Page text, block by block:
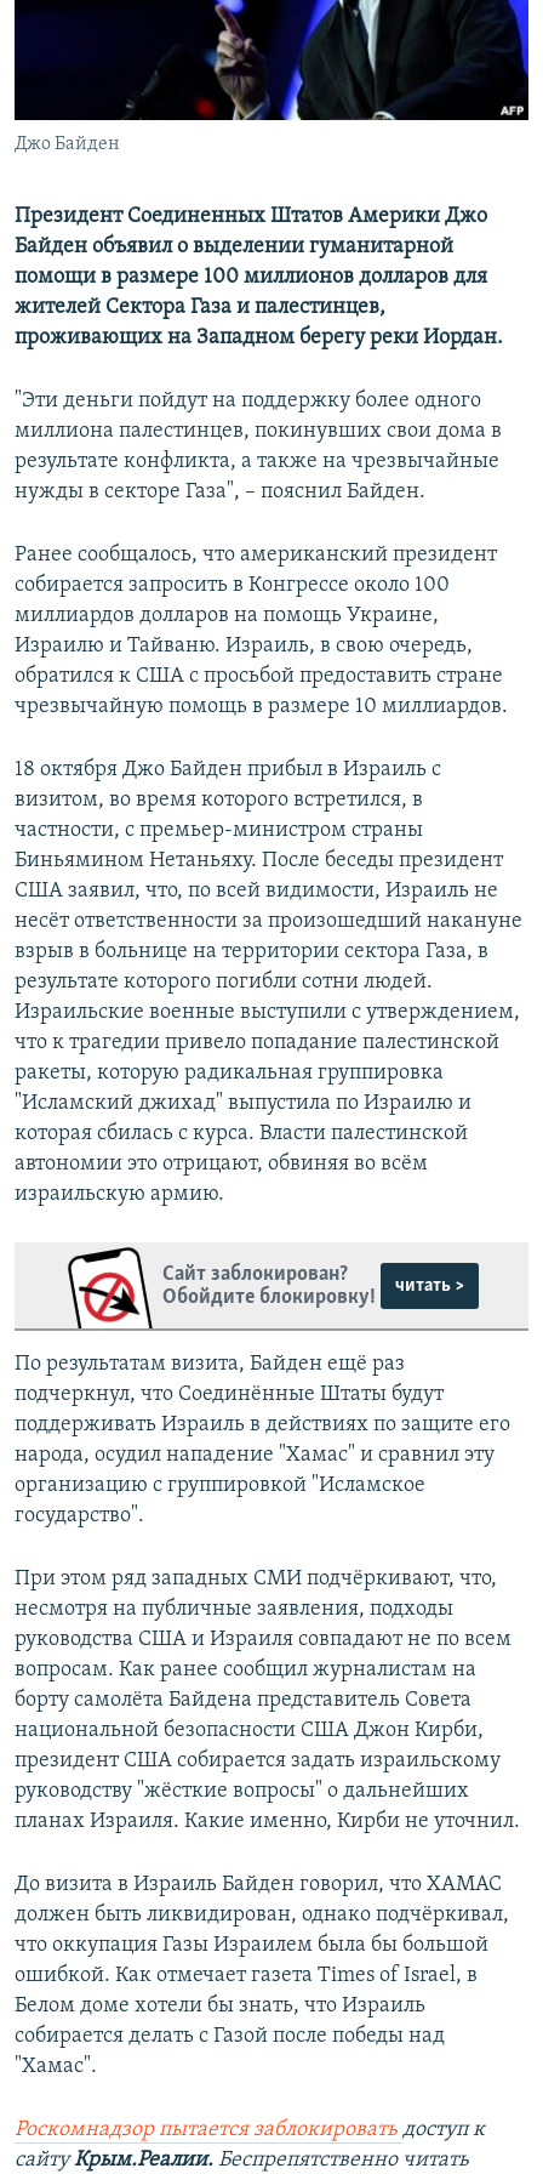
ПОБЕДИТЕЛЕЙ НЕ СУДЯТ?
КРЫМ.НЕПОКОРЕННЫЙ
УКРАИНСКАЯ ПРОБЛЕМА КРЫМА
Джо Байден
Президент Соединенных Штатов Америки Джо
Байден объявил о выделении гуманитарной
помощи в размере 100 миллионов долларов для
жителей Сектора Газа и палестинцев,
проживающих на Западном берегу реки Иордан.
"Эти деньги пойдут на поддержку более одного
миллиона палестинцев, покинувших свои дома в
результате конфликта, а также на чрезвычайные
нужды в секторе Газа", – пояснил Байден.
Ранее сообщалось, что американский президент
собирается запросить в Конгрессе около 100
миллиардов долларов на помощь Украине,
Израилю и Тайваню. Израиль, в свою очередь,
обратился к США с просьбой предоставить стране
чрезвычайную помощь в размере 10 миллиардов.
18 октября Джо Байден прибыл в Израиль с
визитом, во время которого встретился, в
частности, с премьер-министром страны
Биньямином Нетаньяху. После беседы президент
США заявил, что, по всей видимости, Израиль не
несёт ответственности за произошедший накануне
взрыв в больнице на территории сектора Газа, в
результате которого погибли сотни людей.
Израильские военные выступили с утверждением,
что к трагедии привело попадание палестинской
ракеты, которую радикальная группировка
"Исламский джихад" выпустила по Израилю и
которая сбилась с курса. Власти палестинской
автономии это отрицают, обвиняя во всём
израильскую армию.
Сайт заблокирован?
Обойдите блокировку!
читать >
По результатам визита, Байден ещё раз
подчеркнул, что Соединённые Штаты будут
поддерживать Израиль в действиях по защите его
народа, осудил нападение "Хамас" и сравнил эту
организацию с группировкой "Исламское
государство".
При этом ряд западных СМИ подчёркивают, что,
несмотря на публичные заявления, подходы
руководства США и Израиля совпадают не по всем
вопросам. Как ранее сообщил журналистам на
борту самолёта Байдена представитель Совета
национальной безопасности США Джон Кирби,
президент США собирается задать израильскому
руководству "жёсткие вопросы" о дальнейших
планах Израиля. Какие именно, Кирби не уточнил.
До визита в Израиль Байден говорил, что ХАМАС
должен быть ликвидирован, однако подчёркивал,
что оккупация Газы Израилем была бы большой
ошибкой. Как отмечает газета Times of Israel, в
Белом доме хотели бы знать, что Израиль
собирается делать с Газой после победы над
"Хамас".
Роскомнадзор пытается заблокировать доступ к
сайтуКрым.Реалии. Беспрепятственно читать